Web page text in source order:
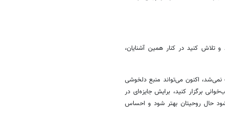
کنید در کنار همین آشنایان،
اکنون می‌تواند منبع دلخوشی
برگزار کنید، برایش جایزه‌ای در
حال روحیتان بهتر شود و احساس